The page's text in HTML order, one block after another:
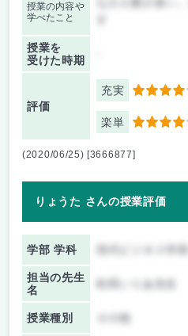
授業の内容や
学べたこと
授業を
受けた時期
評価
充実 4
楽単 4
(2020/06/25) [3666877]
りょうた さんの授業評価
学部 学科
担当の先生
名
松田いりあ先生
授業種別 その他